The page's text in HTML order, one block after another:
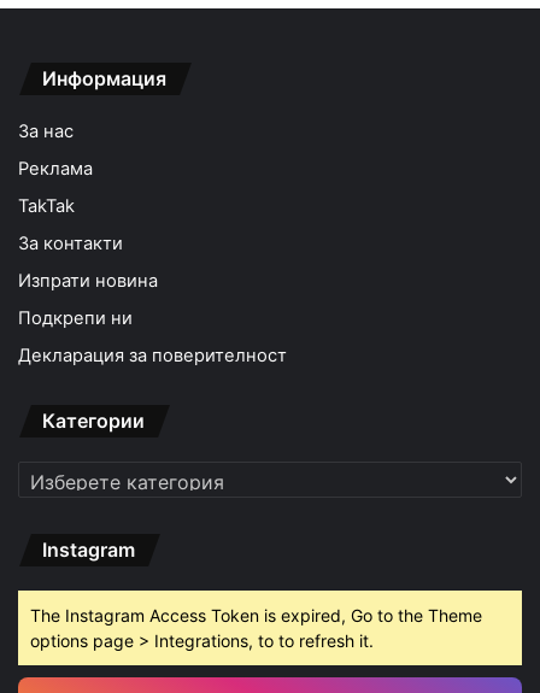
Информация
За нас
Реклама
TakTak
За контакти
Изпрати новина
Подкрепи ни
Декларация за поверителност
Категории
Категории
Instagram
The Instagram Access Token is expired, Go to the Theme
options page > Integrations, to to refresh it.